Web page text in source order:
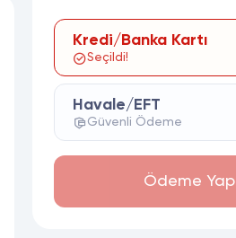
Kredi/Banka Kartı
Seçildi!
Havale/EFT
Güvenli Ödeme
Ödeme Yap